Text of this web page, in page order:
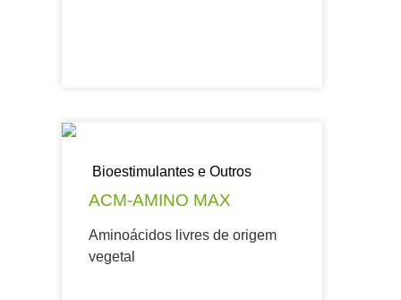
Bioestimulantes e Outros
ACM-AMINO MAX
Aminoácidos livres de origem
vegetal